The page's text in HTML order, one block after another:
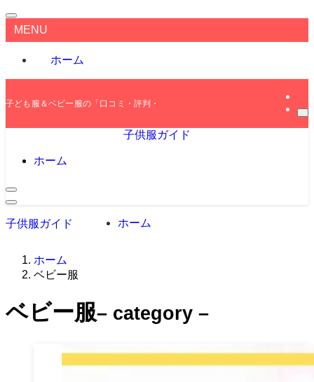
MENU
ホーム
子ども服＆ベビー服の「口コミ・評判・レビュー」をご紹介します！
子供服ガイド
ホーム
子供服ガイド ホーム
ホーム
ベビー服
ベビー服– category –